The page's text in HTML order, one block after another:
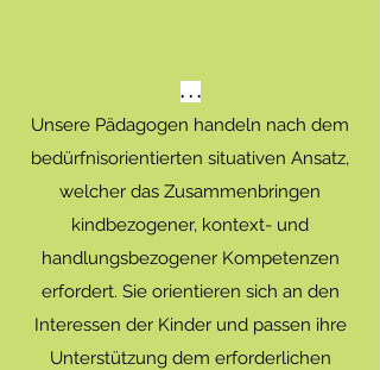
. . .
Unsere Pädagogen handeln nach dem
bedürfnisorientierten situativen Ansatz,
welcher das Zusammenbringen
kindbezogener, kontext- und
handlungsbezogener Kompetenzen
erfordert. Sie orientieren sich an den
Interessen der Kinder und passen ihre
Unterstützung dem erforderlichen